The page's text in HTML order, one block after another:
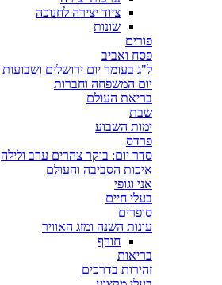
ציוד יצירה לחנוכה
שונות
פורים
פסח ואביב
ל"ג בעומר יום ירושלים ושבועות
יום המשפחה וחברות
בריאת העולם
שבת
ימות השבוע
פרדס
סדר יום: בוקר צהרים ערב ולילה
איכות הסביבה והעולם
אני וגופי
בעלי חיים
סופרים
עונות השנה ומזג האוויר
חורף
בריאות
זהירות בדרכים